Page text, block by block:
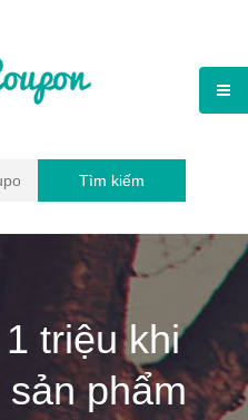
Tìm kiếm
triệu khi
phẩm